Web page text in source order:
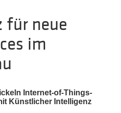
für neue
im
Internet-of-Things-
Künstlicher Intelligenz